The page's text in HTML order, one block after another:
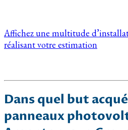
Affichez une multitude
réalisant votre estimation
Dans quel but
panneaux